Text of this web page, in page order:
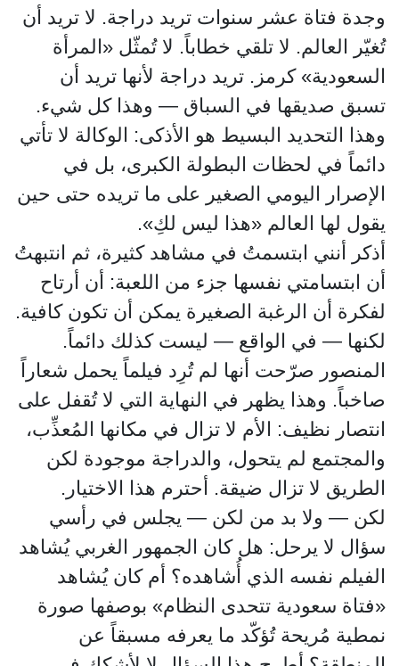
وجدة فتاة عشر سنوات تريد دراجة. لا تريد أن
تُغيّر العالم. لا تلقي خطاباً. لا تُمثّل «المرأة
السعودية» كرمز. تريد دراجة لأنها تريد أن
تسبق صديقها في السباق — وهذا كل شيء.
وهذا التحديد البسيط هو الأذكى: الوكالة لا تأتي
دائماً في لحظات البطولة الكبرى، بل في
الإصرار اليومي الصغير على ما تريده حتى حين
يقول لها العالم «هذا ليس لكِ».
أذكر أنني ابتسمتُ في مشاهد كثيرة، ثم انتبهتُ
أن ابتسامتي نفسها جزء من اللعبة: أن أرتاح
لفكرة أن الرغبة الصغيرة يمكن أن تكون كافية.
لكنها — في الواقع — ليست كذلك دائماً.
المنصور صرّحت أنها لم تُرِد فيلماً يحمل شعاراً
صاخباً. وهذا يظهر في النهاية التي لا تُقفل على
انتصار نظيف: الأم لا تزال في مكانها المُعذِّب،
والمجتمع لم يتحول، والدراجة موجودة لكن
الطريق لا تزال ضيقة. أحترم هذا الاختيار.
لكن — ولا بد من لكن — يجلس في رأسي
سؤال لا يرحل: هل كان الجمهور الغربي يُشاهد
الفيلم نفسه الذي أُشاهده؟ أم كان يُشاهد
«فتاة سعودية تتحدى النظام» بوصفها صورة
نمطية مُريحة تُؤكّد ما يعرفه مسبقاً عن